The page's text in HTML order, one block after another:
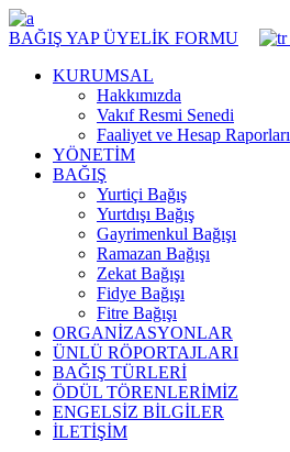
BAĞIŞ YAPÜYELİK FORMU
KURUMSAL
Hakkımızda
Vakıf Resmi Senedi
Faaliyet ve Hesap Raporları
YÖNETİM
BAĞIŞ
Yurtiçi Bağış
Yurtdışı Bağış
Gayrimenkul Bağışı
Ramazan Bağışı
Zekat Bağışı
Fidye Bağışı
Fitre Bağışı
ORGANİZASYONLAR
ÜNLÜ RÖPORTAJLARI
BAĞIŞ TÜRLERİ
ÖDÜL TÖRENLERİMİZ
ENGELSİZ BİLGİLER
İLETİŞİM